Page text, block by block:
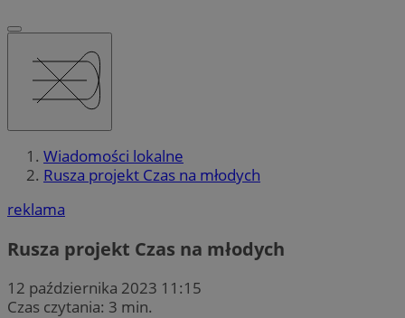
Wiadomości lokalne
Rusza projekt Czas na młodych
reklama
Rusza projekt Czas na młodych
12 października 2023 11:15
Czas czytania: 3 min.